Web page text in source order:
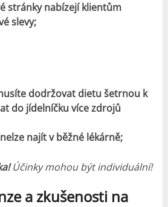
stránky nabízejí klientům
slevy;
dodržovat dietu šetrnou k
do jídelníčku více zdrojů
najít v běžné lékárně;
Účinky mohou být individuální!
a zkušenosti na